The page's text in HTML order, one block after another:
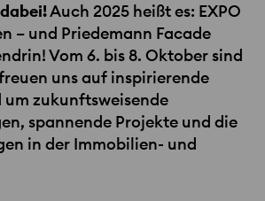
Auch 2025 heißt es: EXPO
– und Priedemann Facade
Vom 6. bis 8. Oktober sind
uns auf inspirierende
um zukunftsweisende
spannende Projekte und die
in der Immobilien- und